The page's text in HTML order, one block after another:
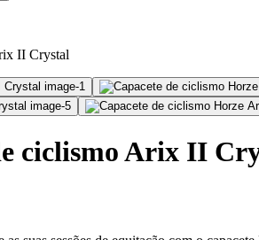
II Crystal
ciclismo Arix II